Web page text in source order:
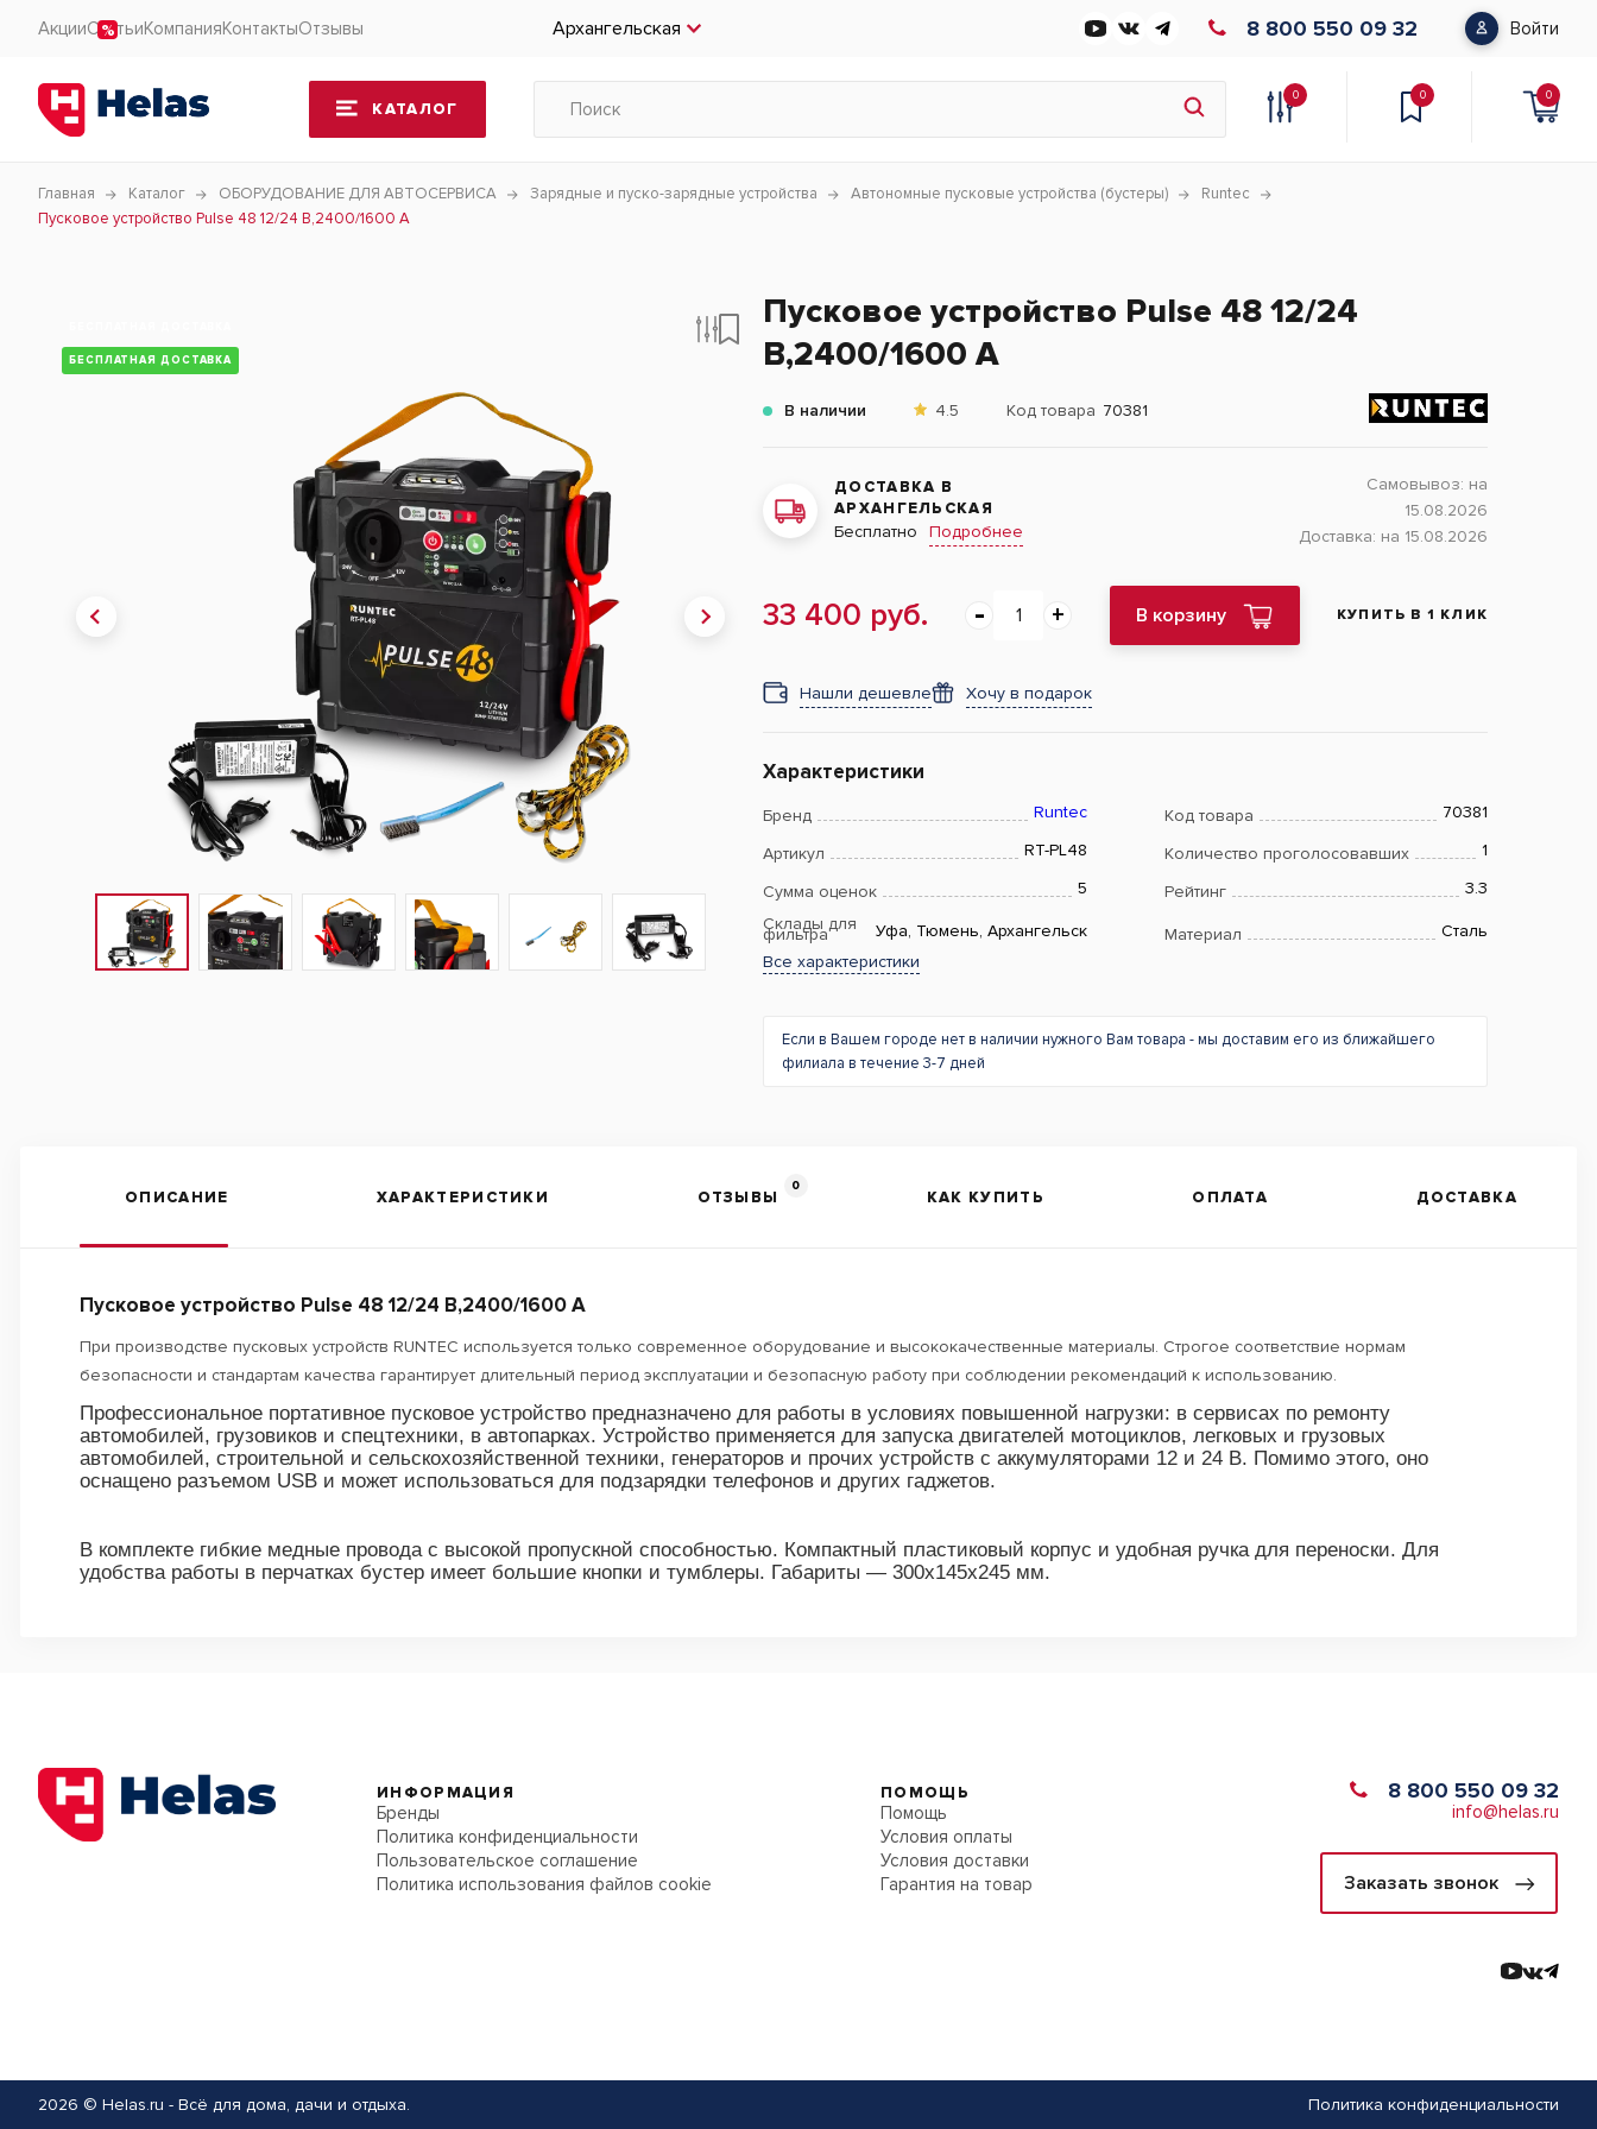
АкцииСтатьиКомпанияКонтактыОтзывы Архангельская 8 800 550 09 32 Войти
КАТАЛОГ
0 0 0
Главная Каталог ОБОРУДОВАНИЕ ДЛЯ АВТОСЕРВИСА Зарядные и пуско-зарядные устройства Автономные пусковые устройства (бустеры)
Runtec
Пусковое устройство Pulse 48 12/24 В,2400/1600 A
БЕСПЛАТНАЯ ДОСТАВКА
Пусковое устройство Pulse 48 12/24
В,2400/1600 A
В наличии 4.5 Код товара 70381
ДОСТАВКА В
АРХАНГЕЛЬСКАЯ
Бесплатно Подробнее
Самовывоз: на
15.08.2026
Доставка: на 15.08.2026
33 400 руб. В корзину КУПИТЬ В 1 КЛИК
Нашли дешевле Хочу в подарок
Характеристики
Бренд Runtec Код товара 70381
Артикул RT-PL48 Количество проголосовавших 1
Сумма оценок 5 Рейтинг
3.3
Склады для
фильтра Уфа, Тюмень, Архангельск Материал
Сталь
Все характеристики
Если в Вашем городе нет в наличии нужного Вам товара - мы доставим его из ближайшего
филиала в течение 3-7 дней
ОПИСАНИЕ ХАРАКТЕРИСТИКИ ОТЗЫВЫ
0
КАК КУПИТЬ ОПЛАТА ДОСТАВКА
Пусковое устройство Pulse 48 12/24 В,2400/1600 A
При производстве пусковых устройств RUNTEC используется только современное оборудование и высококачественные материалы. Строгое соответствие нормам
безопасности и стандартам качества гарантирует длительный период эксплуатации и безопасную работу при соблюдении рекомендаций к использованию.
Профессиональное портативное пусковое устройство предназначено для работы в условиях повышенной нагрузки: в сервисах по ремонту
автомобилей, грузовиков и спецтехники, в автопарках. Устройство применяется для запуска двигателей мотоциклов, легковых и грузовых
автомобилей, строительной и сельскохозяйственной техники, генераторов и прочих устройств с аккумуляторами 12 и 24 В. Помимо этого, оно
оснащено разъемом USB и может использоваться для подзарядки телефонов и других гаджетов.
В комплекте гибкие медные провода с высокой пропускной способностью. Компактный пластиковый корпус и удобная ручка для переноски. Для
удобства работы в перчатках бустер имеет большие кнопки и тумблеры. Габариты — 300х145х245 мм.
ИНФОРМАЦИЯ
Бренды
Политика конфиденциальности
Пользовательское соглашение
Политика использования файлов cookie
ПОМОЩЬ
Помощь
Условия оплаты
Условия доставки
Гарантия на товар
8 800 550 09 32
info@helas.ru
Заказать звонок
2026 © Helas.ru - Всё для дома, дачи и отдыха. Политика конфиденциальности